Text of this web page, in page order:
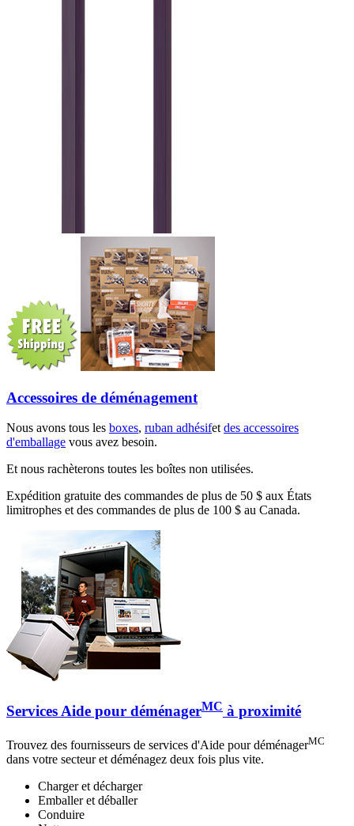
Accessoires de déménagement
Nous avons tous les boxes, ruban adhésifetdes accessoires
d'emballage vous avez besoin.
Et nous rachèterons toutes les boîtes non utilisées.
Expédition gratuite des commandes de plus de 50 $ aux États
limitrophes et des commandes de plus de 100 $ au Canada.
Services Aide pour déménagerMC à proximité
Trouvez des fournisseurs de services d'Aide pour déménagerMC
dans votre secteur et déménagez deux fois plus vite.
Charger et décharger
Emballer et déballer
Conduire